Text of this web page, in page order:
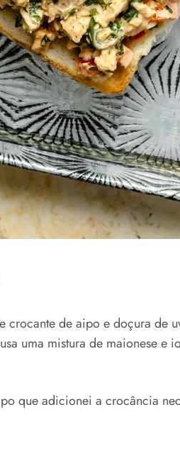
de aipo e doçura de
uma mistura de maionese
que adicionei a crocância